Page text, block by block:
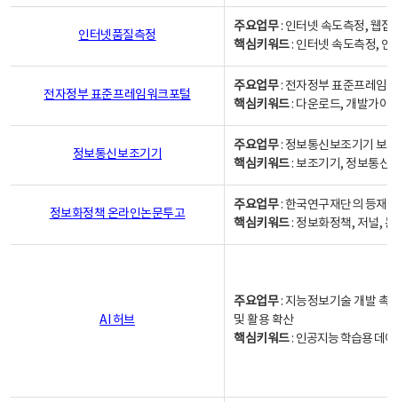
인터넷품질측정
주요업무: 인터넷 속도측정, 웹접
핵심키워드: 인터넷 속도측정, 인
전자정부 표준프레임워크포털
주요업무: 전자정부 표준프레임
핵심키워드: 다운로드, 개발가이
정보통신보조기기
주요업무: 정보통신보조기기 보
핵심키워드: 보조기기, 정보통신
정보화정책 온라인논문투고
주요업무: 한국연구재단의 등재
핵심키워드: 정보화정책, 저널,
AI 허브
주요업무: 지능정보기술 개발 촉
및 활용 확산
핵심키워드: 인공지능 학습용 데